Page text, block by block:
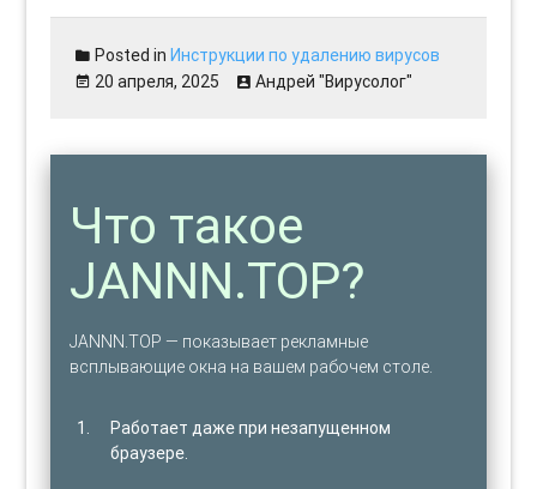
Posted inИнструкции по удалению вирусов
20 апреля, 2025
Андрей "Вирусолог"
Что такое
JANNN.TOP?
JANNN.TOP — показывает рекламные
всплывающие окна на вашем рабочем столе.
Работает даже при незапущенном
браузере.